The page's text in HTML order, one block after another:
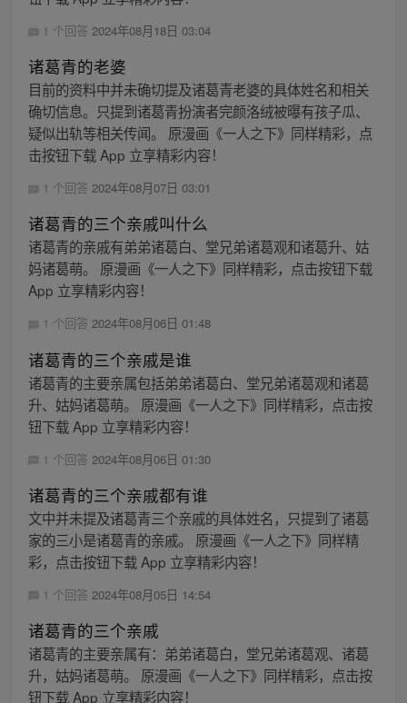
1 个回答 2024年08月18日 03:04
诸葛青的老婆
目前的资料中并未确切提及诸葛青老婆的具体姓名和相关
确切信息。只提到诸葛青扮演者完颜洛绒被曝有孩子瓜、
疑似出轨等相关传闻。 原漫画《一人之下》同样精彩，点
击按钮下载 App 立享精彩内容！
1 个回答 2024年08月07日 03:01
诸葛青的三个亲戚叫什么
诸葛青的亲戚有弟弟诸葛白、堂兄弟诸葛观和诸葛升、姑
妈诸葛萌。 原漫画《一人之下》同样精彩，点击按钮下载
App 立享精彩内容！
1 个回答 2024年08月06日 01:48
诸葛青的三个亲戚是谁
诸葛青的主要亲属包括弟弟诸葛白、堂兄弟诸葛观和诸葛
升、姑妈诸葛萌。 原漫画《一人之下》同样精彩，点击按
钮下载 App 立享精彩内容！
1 个回答 2024年08月06日 01:30
诸葛青的三个亲戚都有谁
文中并未提及诸葛青三个亲戚的具体姓名，只提到了诸葛
家的三小是诸葛青的亲戚。 原漫画《一人之下》同样精
彩，点击按钮下载 App 立享精彩内容！
1 个回答 2024年08月05日 14:54
诸葛青的三个亲戚
诸葛青的主要亲属有：弟弟诸葛白，堂兄弟诸葛观、诸葛
升，姑妈诸葛萌。 原漫画《一人之下》同样精彩，点击按
钮下载 App 立享精彩内容！